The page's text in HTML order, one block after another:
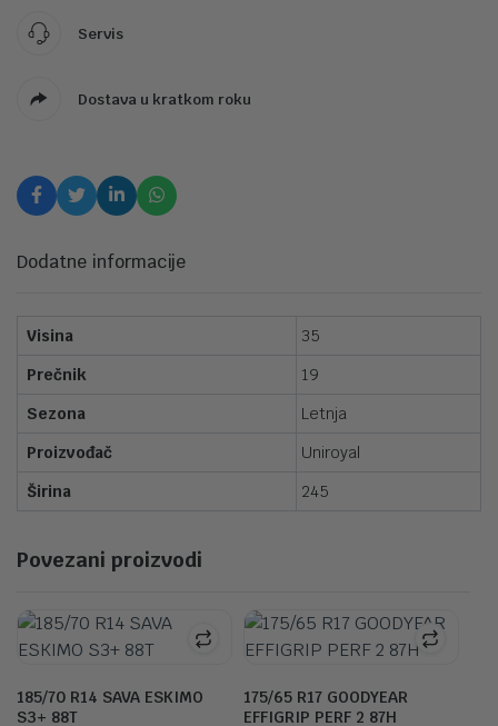
Servis
Dostava u kratkom roku
Dodatne informacije
Visina
35
Prečnik
19
Sezona
Letnja
Proizvođač
Uniroyal
Širina
245
Povezani proizvodi
185/70 R14 SAVA ESKIMO
S3+ 88T
175/65 R17 GOODYEAR
EFFIGRIP PERF 2 87H